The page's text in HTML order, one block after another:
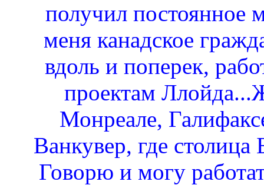
получил постоянное
меня канадское
вдоль и поперек,
проектам
Монреале,
Ванкувер, где
Говорю и могу